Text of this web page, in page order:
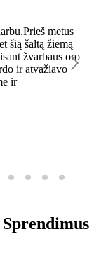
metus
šią šaltą žiemą
žvarbaus oro
ir atvažiavo
ir